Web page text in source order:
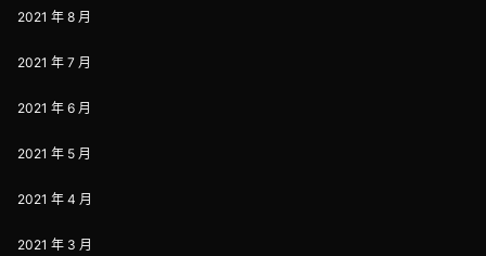
2021 年 8 月
2021 年 7 月
2021 年 6 月
2021 年 5 月
2021 年 4 月
2021 年 3 月